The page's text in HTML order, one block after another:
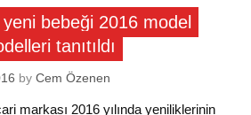
yeni bebeği 2016 model
tanıtıldı
by Cem Özenen
markası 2016 yılında yeniliklerinin